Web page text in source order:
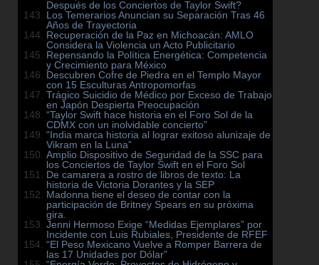
Después de los Conciertos de Taylor Swift?
Los Temerarios Anuncian su Separación Tras 46
Años de Trayectoria
Recuperación de la Paz en Michoacán: AMLO
Considera la Violencia un Acto Publicitario
Repensando la Política Energética: Competencia
y Crecimiento para México
Descubren Cofre de Piedra en el Templo Mayor
con 15 Esculturas Antropomorfas
Trágico Suicidio de Médico por Exceso de Trabajo
en Japón Despierta Preocupación
“Taylor Swift hace historia en el Foro Sol de la
CDMX con un inolvidable concierto”
“India marca historia al lograr exitoso alunizaje de
Vikram en la Luna”
Amplio Dispositivo de Seguridad de la SSC para
los Conciertos de Taylor Swift en el Foro Sol
De camarera a rostro de libros de texto: La
historia de Victoria Dorantes y la SEP
Madonna tiene el deseo de contar con la
participación de Britney Spears en su próxima
gira.
Jenni Hermoso Exige “Medidas Ejemplares” por
Incidente con Luis Rubiales, Presidente de RFEF
“El Peso Mexicano Vuelve a Romper Barrera de
las 17 Unidades por Dólar”